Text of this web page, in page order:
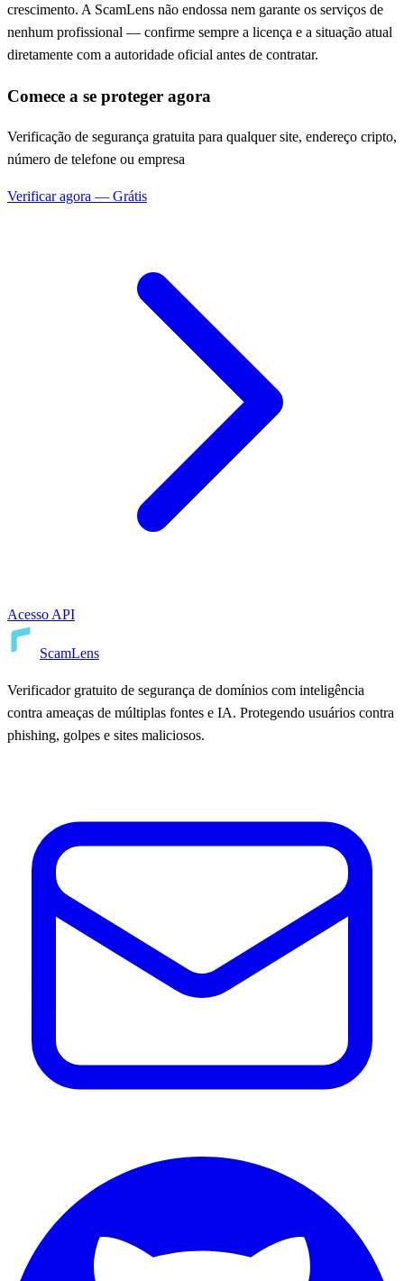
crescimento. A ScamLens não endossa nem garante os serviços de
nenhum profissional — confirme sempre a licença e a situação atual
diretamente com a autoridade oficial antes de contratar.
Comece a se proteger agora
Verificação de segurança gratuita para qualquer site, endereço cripto,
número de telefone ou empresa
Verificar agora — Grátis
Acesso API
ScamLens
Verificador gratuito de segurança de domínios com inteligência
contra ameaças de múltiplas fontes e IA. Protegendo usuários contra
phishing, golpes e sites maliciosos.